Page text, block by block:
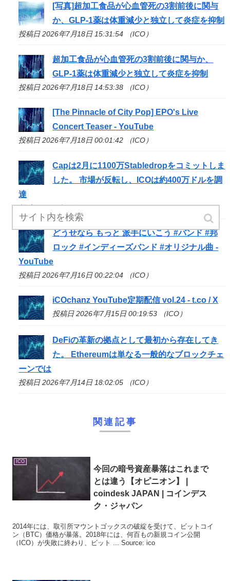
[写真]超加工食品が心血管死の3割前後に関与
か、GLP-1薬は体重減少と独立して炎症を抑制
投稿日 2026年7月18日 15:31:54 （ICO）
超加工食品が心血管死の3割前後に関与か、
GLP-1薬は体重減少と独立して炎症を抑制
投稿日 2026年7月18日 14:53:38 （ICO）
[The Pinnacle of City Pop] EPO's Live
Concert Teaser - YouTube
投稿日 2026年7月18日 00:01:42 （ICO）
Capは2月に1100万Stabledropをコミットしま
した。 市場が反転し、
ICOは約400万ドルを調
達
投稿日 2026年7月17日 05:40:00 （ICO）
どうせなら もっと 派手にいこう #バンド #邦
ロック #インディーズバンド #オリジナル曲 -
YouTube
投稿日 2026年7月16日 00:22:04 （ICO）
iCOchanz YouTube定期配信 vol.24 - t.co / X
投稿日 2026年7月15日 00:19:53 （ICO）
DeFiの革新の拠点として最初から存在してき
た。 Ethereumは単なる一般的なブロックチェ
ーンでは
投稿日 2026年7月14日 18:02:05 （ICO）
関連記事
ICO
今回の暗号資産暴落はこれまで
とは違う【オピニオン】 |
coindesk JAPAN | コインデス
ク・ジャパン
2014年には、取引所マウントゴックスの破綻を受けて、ビットコイ
ン（BTC）価格が暴落。2018年には、何百もの新規コイン公開
（ICO）が失敗に終わり、ビット ... Source: ico